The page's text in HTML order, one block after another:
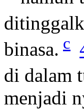
binasa. c
di dalam
menjadi